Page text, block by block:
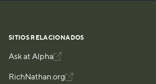
SITIOS RELACIONADOS
Ask at Alpha
RichNathan.org